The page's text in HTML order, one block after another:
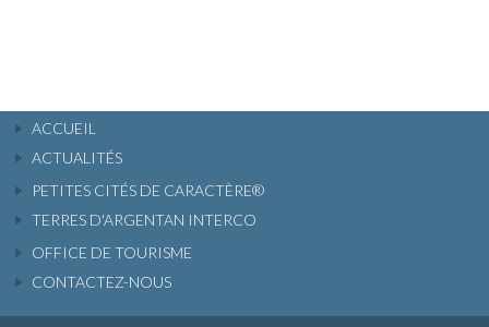
ACCUEIL
ACTUALITÉS
PETITES CITÉS DE CARACTÈRE®
TERRES D'ARGENTAN INTERCO
OFFICE DE TOURISME
CONTACTEZ-NOUS